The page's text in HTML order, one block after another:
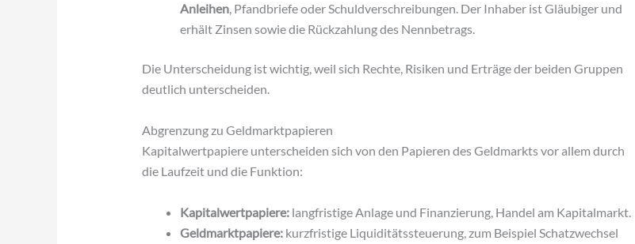
Anleihen, Pfandbriefe oder Schuldverschreibungen. Der Inhaber ist Gläubiger und
erhält Zinsen sowie die Rückzahlung des Nennbetrags.
Die Unterscheidung ist wichtig, weil sich Rechte, Risiken und Erträge der beiden Gruppen
deutlich unterscheiden.
Abgrenzung zu Geldmarktpapieren
Kapitalwertpapiere unterscheiden sich von den Papieren des Geldmarkts vor allem durch
die Laufzeit und die Funktion:
Kapitalwertpapiere:langfristige Anlage und Finanzierung, Handel am Kapitalmarkt.
Geldmarktpapiere:kurzfristige Liquiditätssteuerung, zum Beispiel Schatzwechsel